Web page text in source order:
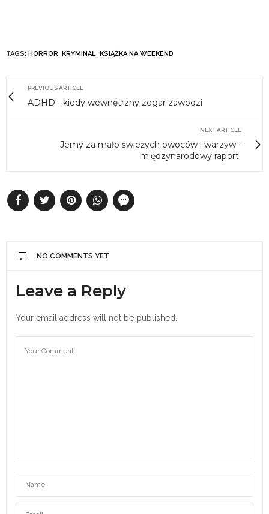
TAGS: HORROR KRYMINAŁ KSIĄŻKA NA WEEKEND
PREVIOUS ARTICLE
ADHD - kiedy wewnętrzny zegar zawodzi
NEXT ARTICLE
Jemy za mało świeżych owoców i warzyw -
międzynarodowy raport
NO COMMENTS YET
Leave a Reply
Your email address will not be published.